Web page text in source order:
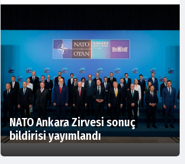
NATO Ankara Zirvesi sonuç
bildirisi yayımlandı